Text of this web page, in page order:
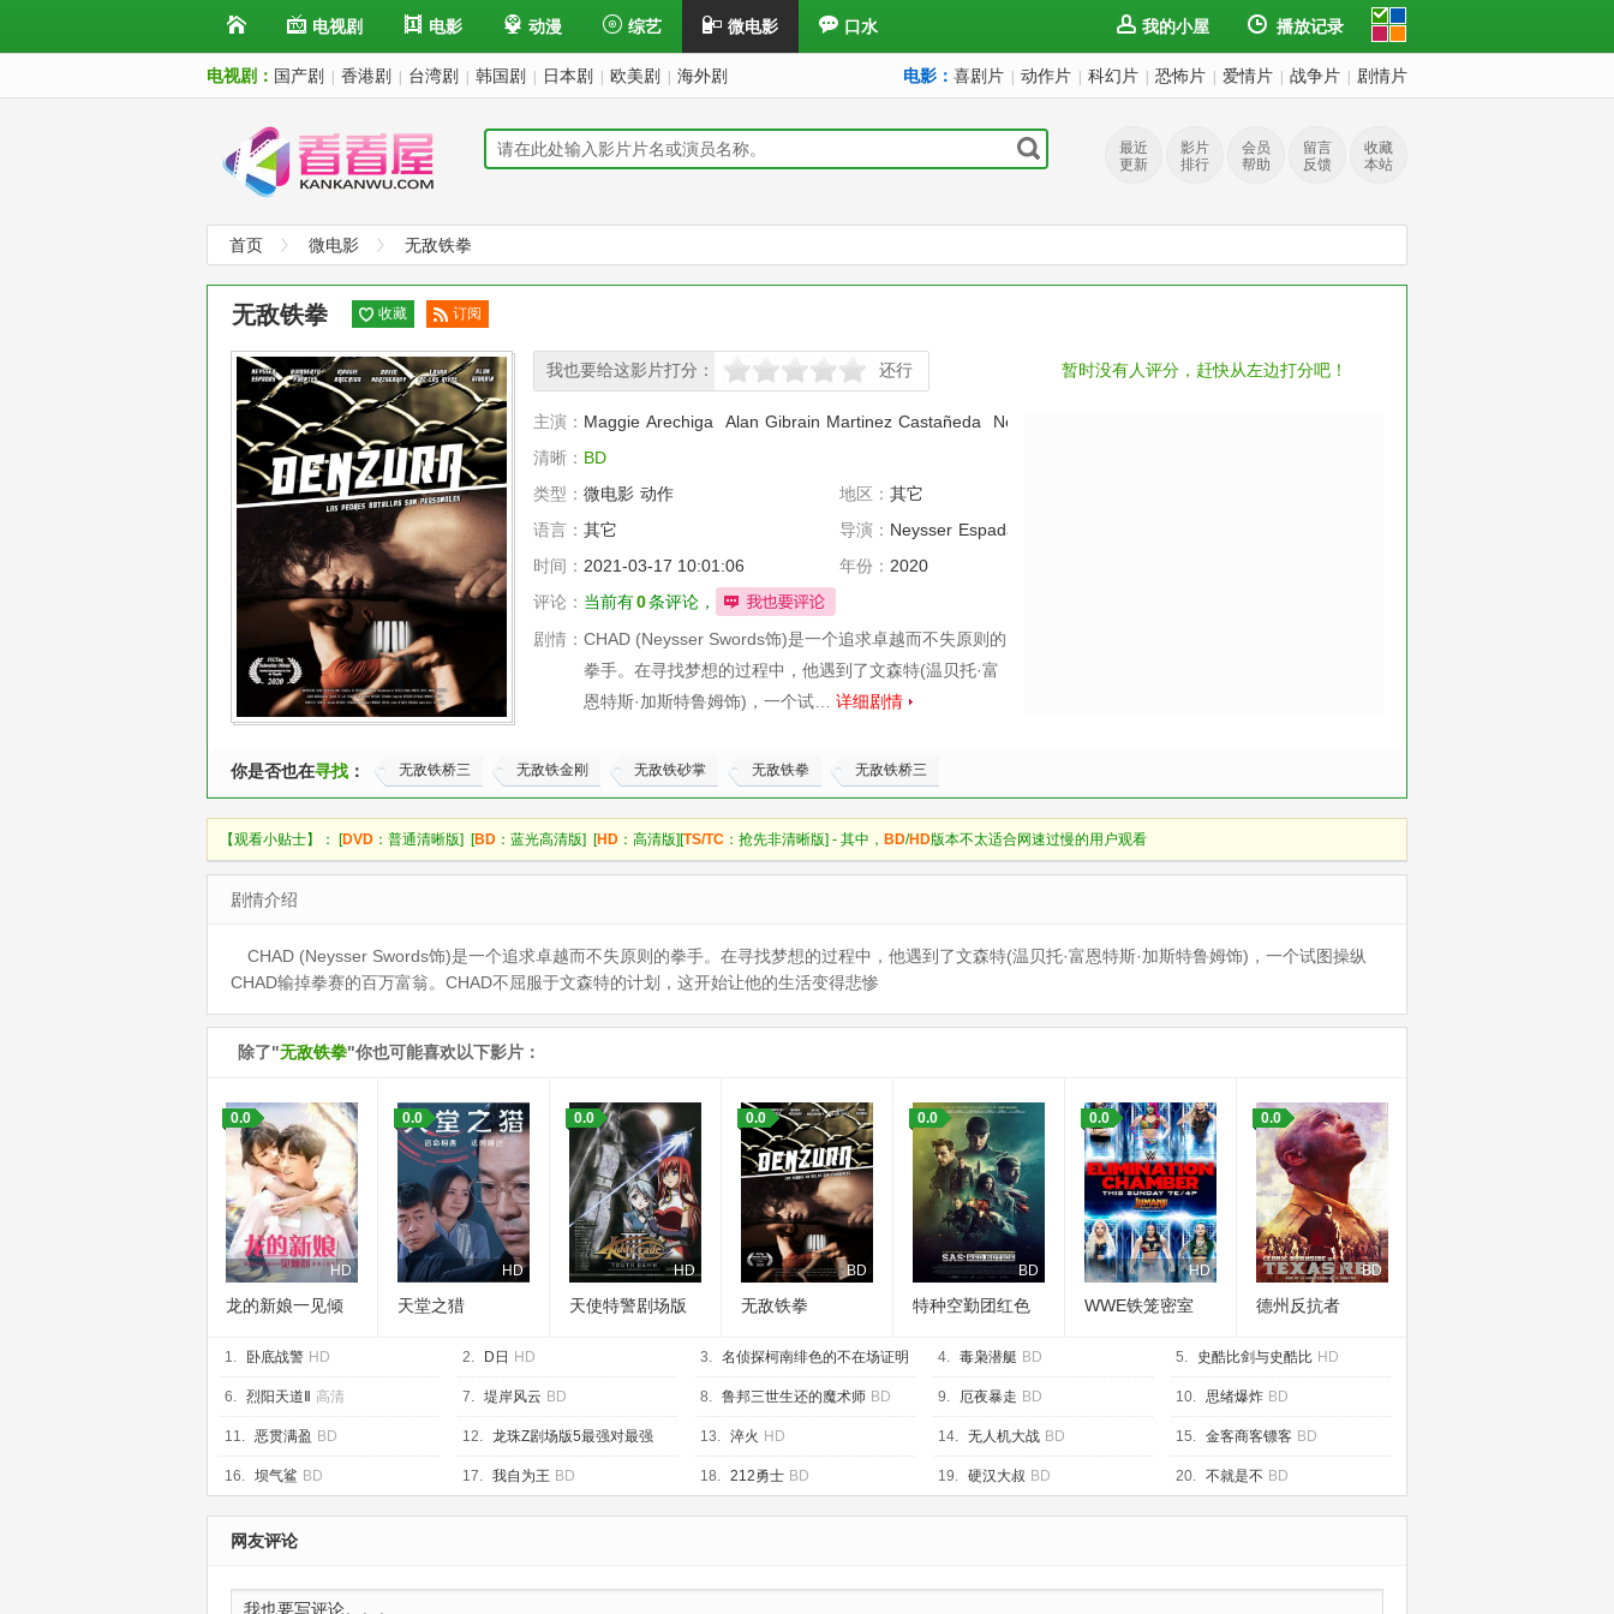
电视剧 电影 动漫 综艺 微电影 口水 我的小屋 播放记录
电视剧： 国产剧 香港剧 台湾剧 韩国剧 日本剧 欧美剧 海外剧 电影： 喜剧片 动作片 科幻片 恐怖片 爱情片 战争片 剧情片
最近
更新
影片
排行
会员
帮助
留言
反馈
收藏
本站
首页 微电影 无敌铁拳
暂时没有人评分，赶快从左边打分吧！
无敌铁拳 收藏
订阅
阅
我也要给这影片打分：
很差较差 还行推荐 力荐 还行
主演： Maggie Arechiga Alan Gibrain Martinez Castañeda Neysser
清晰： BD
类型： 微电影 动作 地区： 其它
语言： 其它 导演： Neysser Espadas
时间： 2021-03-17 10:01:06 年份： 2020
评论： 当前有0条评论，
剧情： CHAD (Neysser Swords饰)是一个追求卓越而不失原则的
拳手。在寻找梦想的过程中，他遇到了文森特(温贝托·富
恩特斯·加斯特鲁姆饰)，一个试… 详细剧情
你是否也在寻找 ： 无敌铁桥三 无敌铁金刚 无敌铁砂掌 无敌铁拳 无敌铁桥三
【观看小贴士】： [DVD ：普通清晰版] [BD ：蓝光高清版] [HD ：高清版][TS/TC ：抢先非清晰版] - 其中， BD/HD版本不太适合网速过慢的用户观看
剧情介绍
CHAD (Neysser Swords饰)是一个追求卓越而不失原则的拳手。在寻找梦想的过程中，他遇到了文森特(温贝托·富恩特斯·加斯特鲁姆饰)，一个试图操纵
CHAD输掉拳赛的百万富翁。CHAD不屈服于文森特的计划，这开始让他的生活变得悲惨
除了"无敌铁拳"你也可能喜欢以下影片：
HD
0.0
龙的新娘一见倾
HD
0.0
天堂之猎
HD
0.0
天使特警剧场版
BD
0.0
无敌铁拳
BD
0.0
特种空勤团红色
HD
0.0
WWE铁笼密室
BD
0.0
德州反抗者
1. 卧底战警 HD 2. D日 HD 3. 名侦探柯南绯色的不在场证明
HD
4. 毒枭潜艇 BD 5. 史酷比剑与史酷比 HD
6. 烈阳天道Ⅱ 高清 7. 堤岸风云 BD 8. 鲁邦三世生还的魔术师 BD 9. 厄夜暴走 BD 10. 思绪爆炸 BD
11. 恶贯满盈 BD 12. 龙珠Z剧场版5最强对最强
BD
13. 淬火 HD 14. 无人机大战 BD 15. 金客商客镖客 BD
16. 坝气鲨 BD 17. 我自为王 BD 18. 212勇士 BD 19. 硬汉大叔 BD 20. 不就是不 BD
网友评论